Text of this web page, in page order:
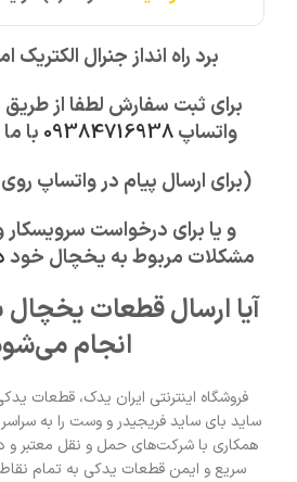
برد راه انداز جنرال الکتریک امبراکو
برای ثبت سفارش لطفا از
واتساپ09384716938 با
(برای ارسال پیام در واتساپ
و یا برای درخواست
مشکلات مربوط به یخچال خود
آیا ارسال قطعات
انجام
فروشگاه اینترنتی ایران یدک، قطعات
ساید بای ساید فریجیدر و وست را به
همکاری با شرکت‌های حمل و نقل معتبر و
سریع و ایمن قطعات یدکی به تمام نقاط